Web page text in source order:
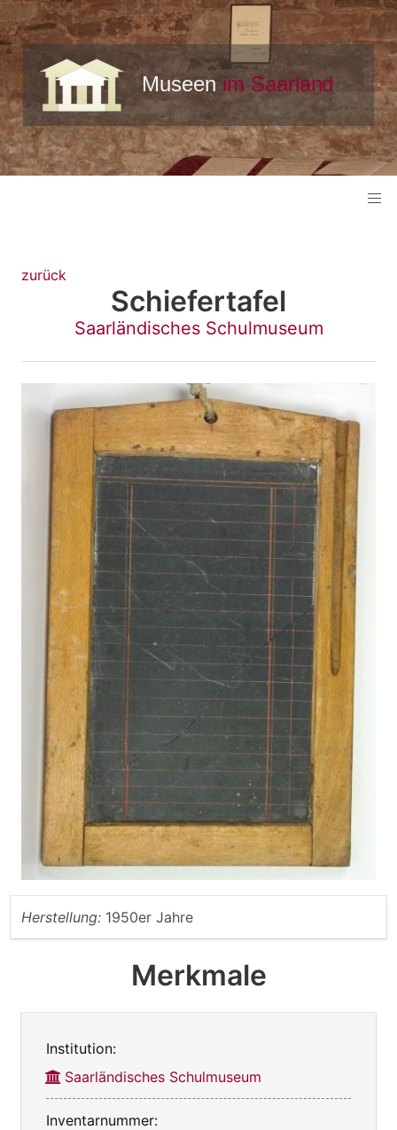
zurück
Schiefertafel
Saarländisches Schulmuseum
Herstellung: 1950er Jahre
Merkmale
Institution:
Saarländisches Schulmuseum
Inventarnummer: